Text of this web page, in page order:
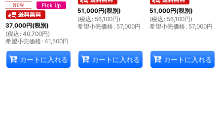
37,000円(税別)
(税込 : 40,700円)
希望小売価格: 41,500円
カートに入れる
51,000円(税別)
(税込 : 56,100円)
希望小売価格: 57,000円
カートに入れる
51,000円(税別)
(税込 : 56,100円)
希望小売価格: 57,000円
カートに入れる